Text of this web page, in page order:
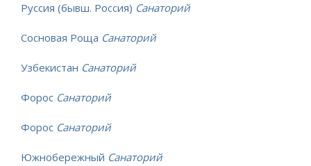
Руссия (бывш. Россия) Санаторий
Сосновая Роща Санаторий
Узбекистан Санаторий
Форос Санаторий
Форос Санаторий
Южнобережный Санаторий